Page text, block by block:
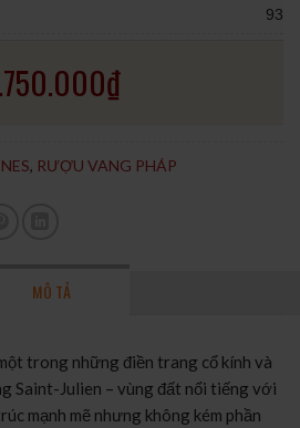
93
₫
, RƯỢU VANG PHÁP
MÔ TẢ
trong những điền trang cổ kính và
Saint-Julien – vùng đất nổi tiếng với
mạnh mẽ nhưng không kém phần